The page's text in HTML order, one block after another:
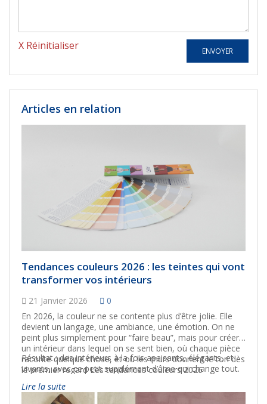
X Réinitialiser ENVOYER
Articles en relation
Tendances couleurs 2026 : les teintes qui vont
transformer vos intérieurs
21 Janvier 2026
0
En 2026, la couleur ne se contente plus d’être jolie. Elle
devient un langage, une ambiance, une émotion. On ne
peint plus simplement pour “faire beau”, mais pour créer
un intérieur dans lequel on se sent bien, où chaque pièce
raconte quelque chose, et où les murs donnent le ton dès
le premier regard Les tendances couleurs 2026
plus nuancée. On retrouve des palettes lumineuses qui
respirent, des tons inspirés des matières organiques, et
Résultat : des intérieurs à la fois apaisants, élégants, et
vivants, avec ce petit supplément d’âme qui change tout.
Lire la suite